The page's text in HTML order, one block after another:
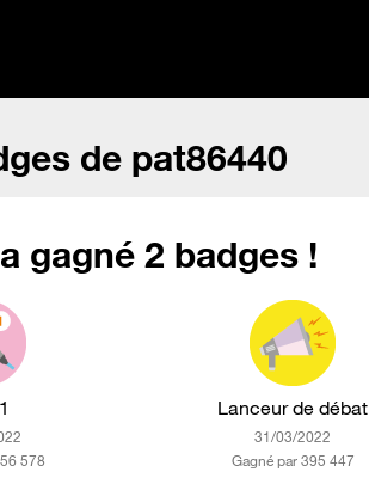
de pat86440
gagné 2 badges !
578
Lanceur de débat
‎31/03/2022
Gagné par 395 447